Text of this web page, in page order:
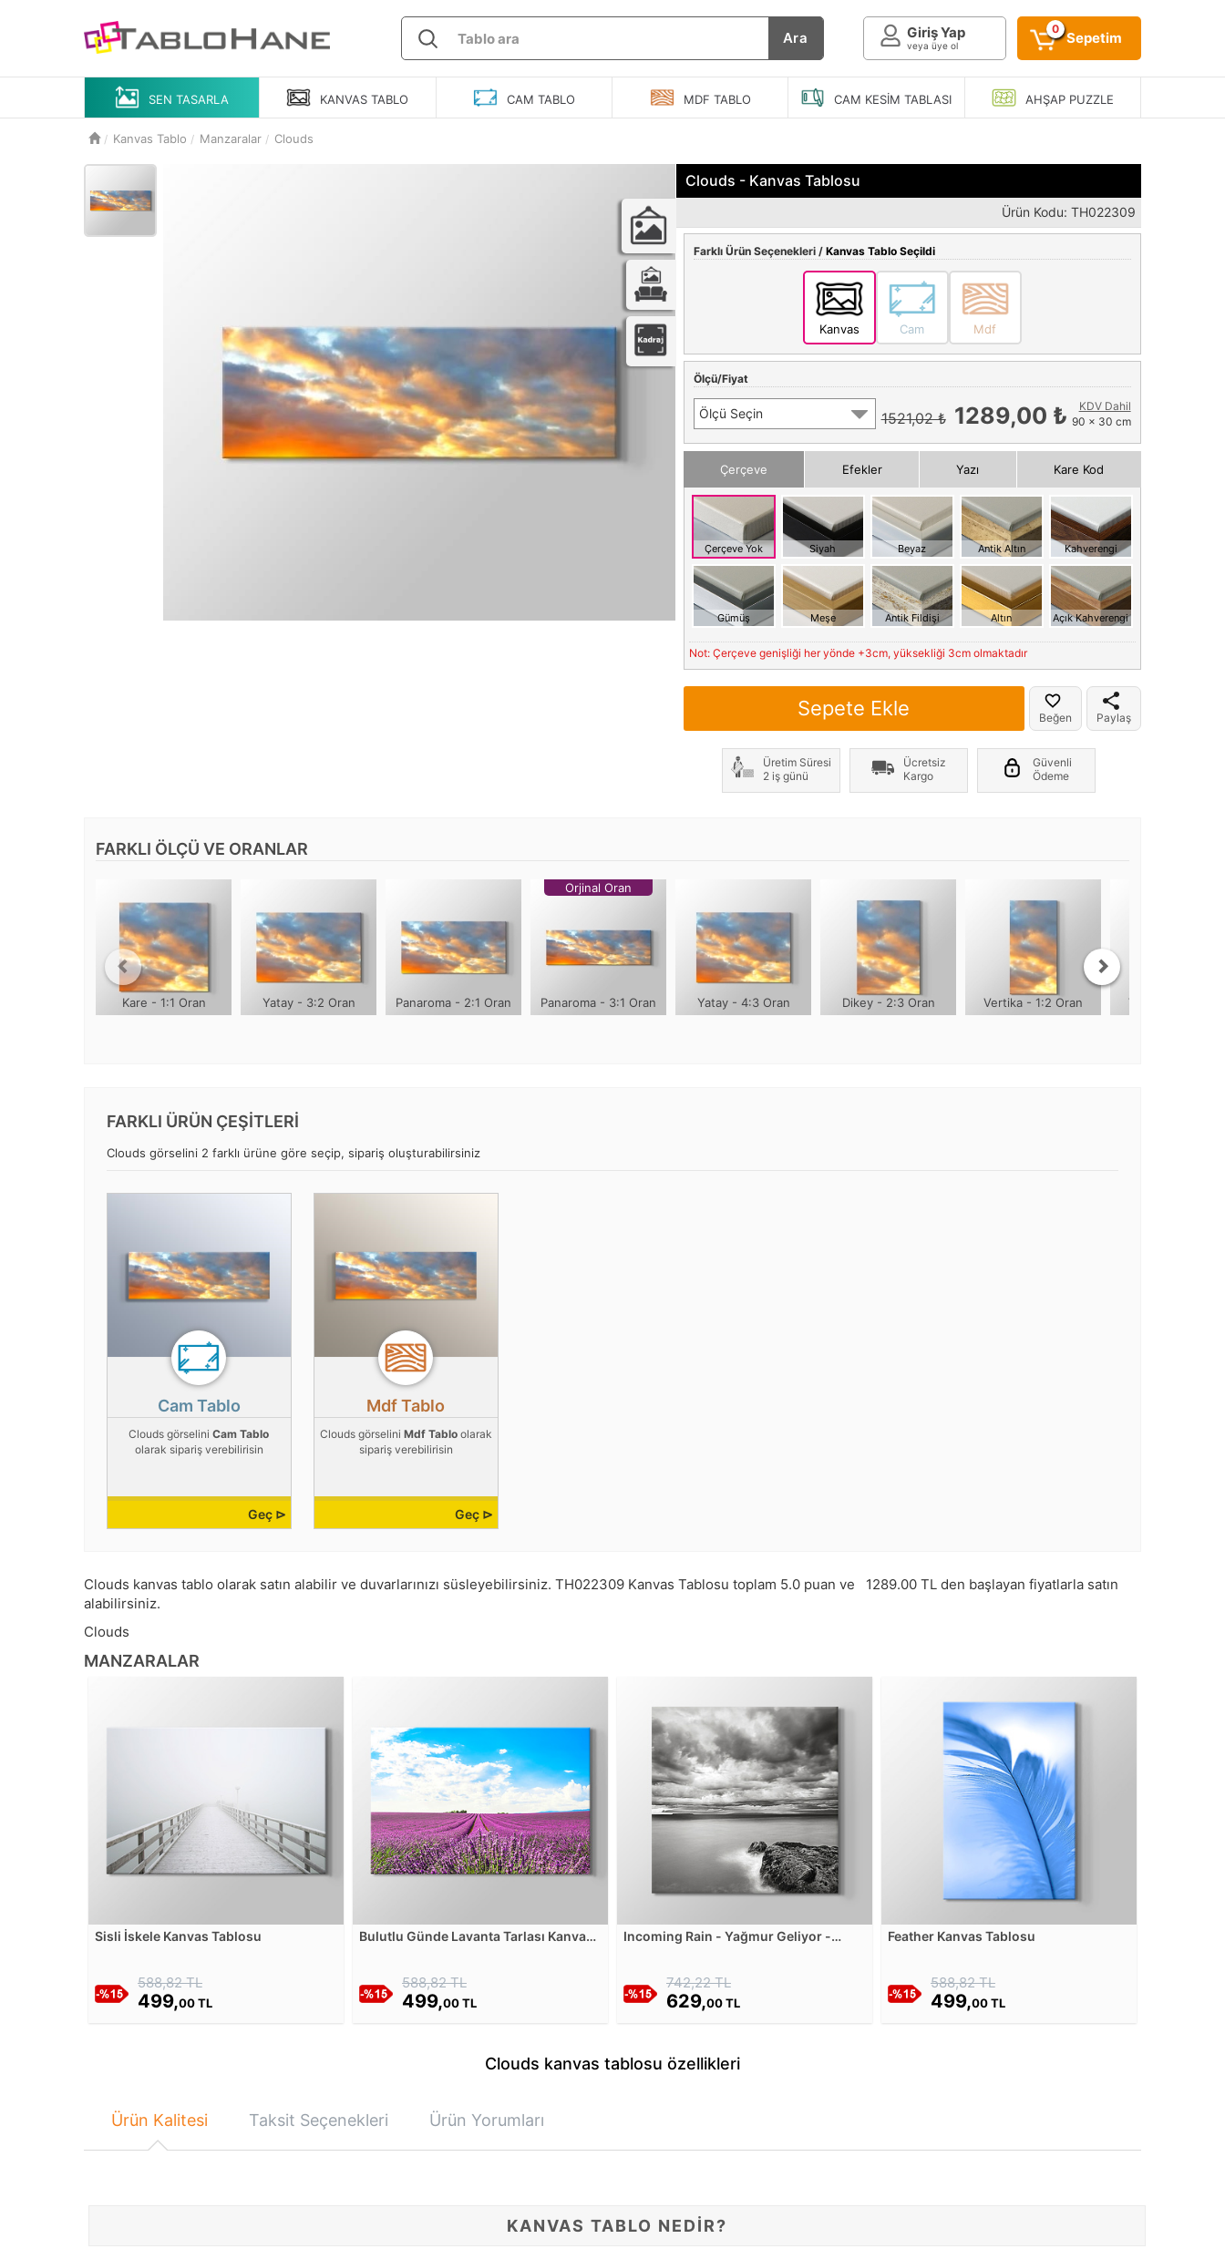
Ara Giriş Yap
veya üye ol
0
Sepetim
SEN TASARLA KANVAS TABLO CAM TABLO MDF TABLO CAM KESIM TABLASI AHŞAPPUZZLE
Kanvas Tablo Manzaralar Clouds
Clouds - Kanvas Tablosu
Ürün Kodu: TH022309
Farklı Ürün Seçenekleri / Kanvas Tablo Seçildi
Kanvas Cam Mdf
Ölçü/Fiyat
Ölçü Seçin 1521,02 ₺ 1289,00 ₺
KDV Dahil
90 x 30 cm
Çerçeve Efekler Yazı Kare Kod
Çerçeve Yok Siyah Beyaz Antik Altın Kahverengi
Gümüş Meşe Antik Fildişi Altın Açık Kahverengi
Not: Çerçeve genişliği her yönde +3cm, yüksekliği 3cm olmaktadır
Sepete Ekle Beğen Paylaş
Üretim Süresi
2 iş günü
Ücretsiz
Kargo
Güvenli
Ödeme
FARKLI ÖLÇÜ VE ORANLAR
Kare - 1:1 Oran Yatay - 3:2 Oran Panaroma - 2:1 Oran
Orjinal Oran
Panaroma - 3:1 Oran Yatay - 4:3 Oran Dikey - 2:3 Oran Vertika - 1:2 Oran Vertika - 1:3
FARKLI ÜRÜN ÇEŞİTLERİ
Clouds görselini 2 farklı ürüne göre seçip, sipariş oluşturabilirsiniz
Cam Tablo
Clouds görseliniCam Tablo
olarak sipariş verebilirisin
Geç ⊳
Mdf Tablo
Clouds görselini Mdf Tabloolarak
sipariş verebilirisin
Geç ⊳
Clouds kanvas tablo olarak satın alabilir ve duvarlarınızı süsleyebilirsiniz. TH022309 Kanvas Tablosu toplam 5.0 puan ve 1289.00 TL den başlayan fiyatlarla satın
alabilirsiniz.
Clouds
MANZARALAR
Sisli İskele Kanvas Tablosu
588,82 TL
499,00 TL
Bulutlu Günde Lavanta Tarlası Kanvas
588,82 TL
499,00 TL
Incoming Rain - Yağmur Geliyor -
742,22 TL
629,00 TL
Feather Kanvas Tablosu
588,82 TL
499,00 TL
Clouds kanvas tablosu özellikleri
Ürün Kalitesi Taksit Seçenekleri Ürün Yorumları
KANVAS TABLO NEDİR?